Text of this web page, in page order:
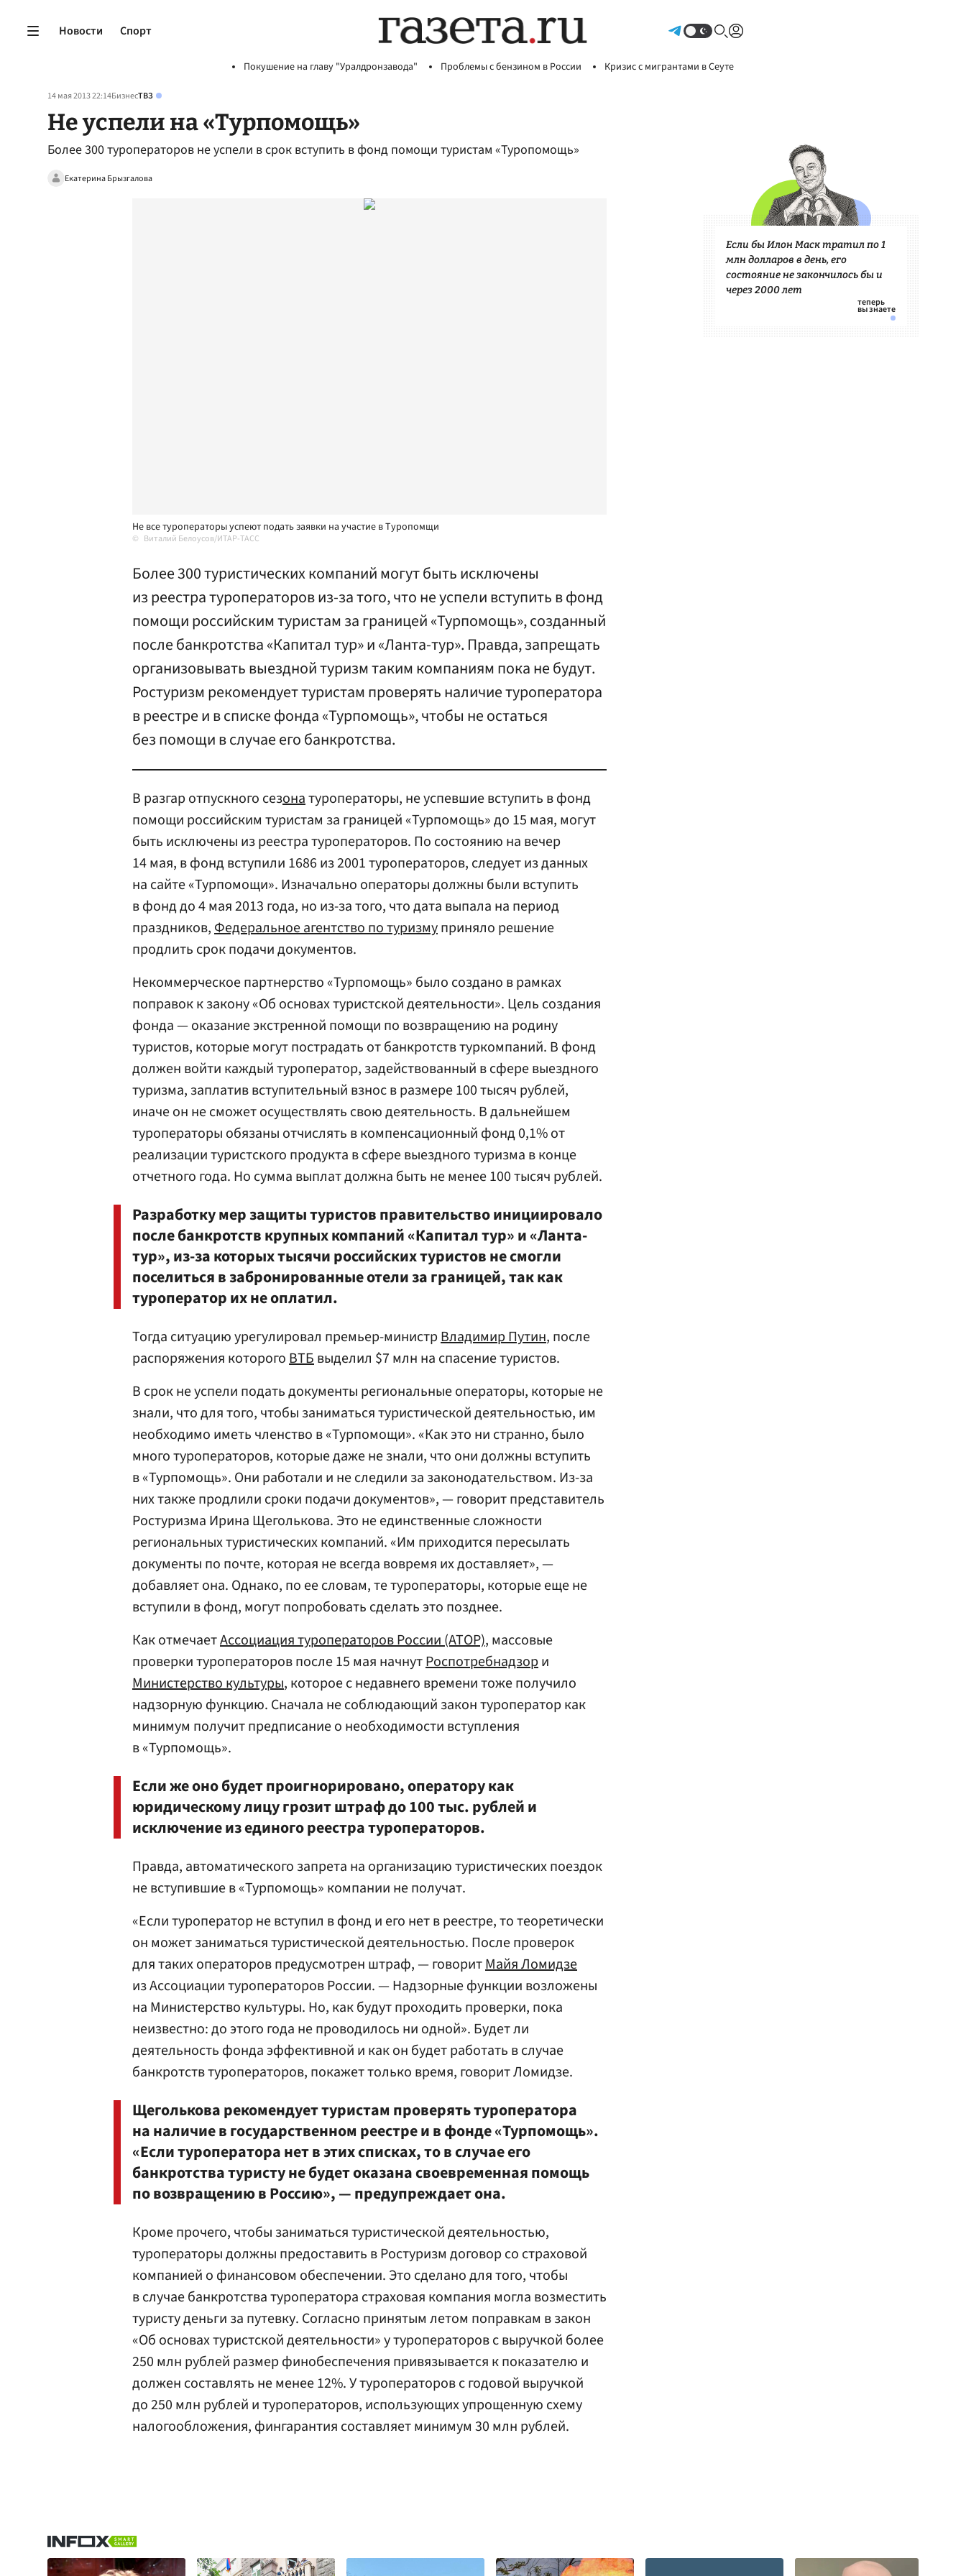
Новости Спорт
Покушение на главу "Уралдронзавода" Проблемы с бензином в России Кризис с мигрантами в Сеуте
14 мая 2013 22:14БизнесТВЗ
Не успели на «Турпомощь»
Более 300 туроператоров не успели в срок вступить в фонд помощи туристам «Туропомощь»
Екатерина Брызгалова
Не все туроператоры успеют подать заявки на участие в Туропомщи
Виталий Белоусов/ИТАР-ТАСС
Более 300 туристических компаний могут быть исключены
из реестра туроператоров из-за того, что не успели вступить в фонд
помощи российским туристам за границей «Турпомощь», созданный
после банкротства «Капитал тур» и «Ланта-тур». Правда, запрещать
организовывать выездной туризм таким компаниям пока не будут.
Ростуризм рекомендует туристам проверять наличие туроператора
в реестре и в списке фонда «Турпомощь», чтобы не остаться
без помощи в случае его банкротства.
В разгар отпускного сезонатуроператоры, не успевшие вступить в фонд
помощи российским туристам за границей «Турпомощь» до 15 мая, могут
быть исключены из реестра туроператоров. По состоянию на вечер
14 мая, в фонд вступили 1686 из 2001 туроператоров, следует из данных
на сайте «Турпомощи». Изначально операторы должны были вступить
в фонд до 4 мая 2013 года, но из-за того, что дата выпала на период
праздников,Федеральное агентство по туризмуприняло решение
продлить срок подачи документов.
Некоммерческое партнерство «Турпомощь» было создано в рамках
поправок к закону «Об основах туристской деятельности». Цель создания
фонда — оказание экстренной помощи по возвращению на родину
туристов, которые могут пострадать от банкротств туркомпаний. В фонд
должен войти каждый туроператор, задействованный в сфере выездного
туризма, заплатив вступительный взнос в размере 100 тысяч рублей,
иначе он не сможет осуществлять свою деятельность. В дальнейшем
туроператоры обязаны отчислять в компенсационный фонд 0,1% от
реализации туристского продукта в сфере выездного туризма в конце
отчетного года. Но сумма выплат должна быть не менее 100 тысяч рублей.
Разработку мер защиты туристов правительство инициировало
после банкротств крупных компаний «Капитал тур» и «Ланта-
тур», из-за которых тысячи российских туристов не смогли
поселиться в забронированные отели за границей, так как
туроператор их не оплатил.
Тогда ситуацию урегулировал премьер-министрВладимир Путин, после
распоряжения которогоВТБвыделил $7 млн на спасение туристов.
В срок не успели подать документы региональные операторы, которые не
знали, что для того, чтобы заниматься туристической деятельностью, им
необходимо иметь членство в «Турпомощи». «Как это ни странно, было
много туроператоров, которые даже не знали, что они должны вступить
в «Турпомощь». Они работали и не следили за законодательством. Из-за
них также продлили сроки подачи документов», — говорит представитель
Ростуризма Ирина Щеголькова. Это не единственные сложности
региональных туристических компаний. «Им приходится пересылать
документы по почте, которая не всегда вовремя их доставляет», —
добавляет она. Однако, по ее словам, те туроператоры, которые еще не
вступили в фонд, могут попробовать сделать это позднее.
Как отмечаетАссоциация туроператоров России (АТОР), массовые
проверки туроператоров после 15 мая начнутРоспотребнадзори
Министерство культуры, которое с недавнего времени тоже получило
надзорную функцию. Сначала не соблюдающий закон туроператор как
минимум получит предписание о необходимости вступления
в «Турпомощь».
Если же оно будет проигнорировано, оператору как
юридическому лицу грозит штраф до 100 тыс. рублей и
исключение из единого реестра туроператоров.
Правда, автоматического запрета на организацию туристических поездок
не вступившие в «Турпомощь» компании не получат.
«Если туроператор не вступил в фонд и его нет в реестре, то теоретически
он может заниматься туристической деятельностью. После проверок
для таких операторов предусмотрен штраф, — говоритМайя Ломидзе
из Ассоциации туроператоров России. — Надзорные функции возложены
на Министерство культуры. Но, как будут проходить проверки, пока
неизвестно: до этого года не проводилось ни одной». Будет ли
деятельность фонда эффективной и как он будет работать в случае
банкротств туроператоров, покажет только время, говорит Ломидзе.
Щеголькова рекомендует туристам проверять туроператора
на наличие в государственном реестре и в фонде «Турпомощь».
«Если туроператора нет в этих списках, то в случае его
банкротства туристу не будет оказана своевременная помощь
по возвращению в Россию», — предупреждает она.
Кроме прочего, чтобы заниматься туристической деятельностью,
туроператоры должны предоставить в Ростуризм договор со страховой
компанией о финансовом обеспечении. Это сделано для того, чтобы
в случае банкротства туроператора страховая компания могла возместить
туристу деньги за путевку. Согласно принятым летом поправкам в закон
«Об основах туристской деятельности» у туроператоров с выручкой более
250 млн рублей размер финобеспечения привязывается к показателю и
должен составлять не менее 12%. У туроператоров с годовой выручкой
до 250 млн рублей и туроператоров, использующих упрощенную схему
налогообложения, фингарантия составляет минимум 30 млн рублей.
Если бы Илон Маск тратил по 1
млн долларов в день, его
состояние не закончилось бы и
через 2000 лет